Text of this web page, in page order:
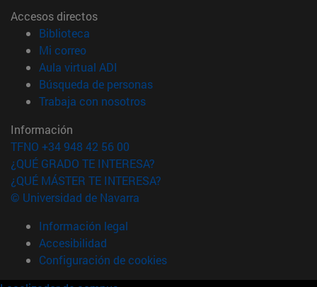
Accesos directos
Biblioteca
Mi correo(abre en nueva ventana)
Aula virtual ADI
Búsqueda de personas(abre en nueva ventana)
Trabaja con nosotros(abre en nueva ventana)
Información
TFNO +34 948 42 56 00
¿QUÉ GRADO TE INTERESA?
¿QUÉ MÁSTER TE INTERESA?
© Universidad de Navarra
Información legal
Accesibilidad
Configuración de cookies